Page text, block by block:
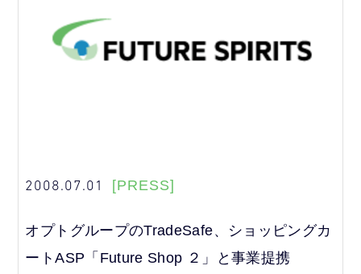
2008.07.01 [PRESS]
オプトグループのTradeSafe、ショッピングカ
ートASP「Future Shop ２」と事業提携